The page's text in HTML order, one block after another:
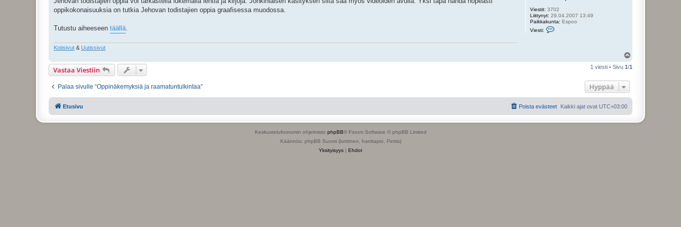
Viestit: 3702
Liittynyt: 29.04.2007 13:49
Paikkakunta: Espoo
Viesti:
J
k
n
oppikokonaisuuksia on tutkia Jehovan todistajien oppia graafisessa muodossa.
Tutustu aiheeseen täällä.
Kotisivut & Uutissivut
ö
Vastaa Viestiin 1 viesti • Sivu 1/1
Palaa sivulle “Oppinäkemyksiä ja raamatuntulkintaa” Hyppää
Etusivu Kaikki ajat ovat UTC+03:00
Poista evästeet
Keskustelufoorumin ohjelmisto phpBB® Forum Software © phpBB Limited
Käännös: phpBB Suomi (lurttinen, harritapio, Pettis)
Yksityisyys | Ehdot